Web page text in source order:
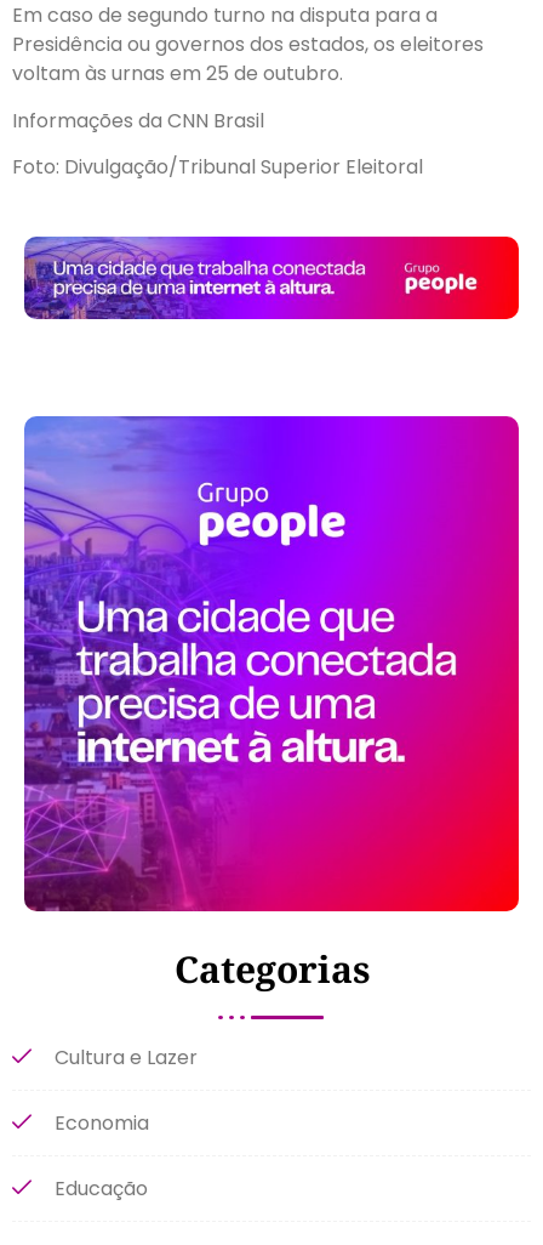
Em caso de segundo turno na disputa para a
Presidência ou governos dos estados, os eleitores
voltam às urnas em 25 de outubro.
Informações da CNN Brasil
Foto: Divulgação/Tribunal Superior Eleitoral
Categorias
Cultura e Lazer
Economia
Educação